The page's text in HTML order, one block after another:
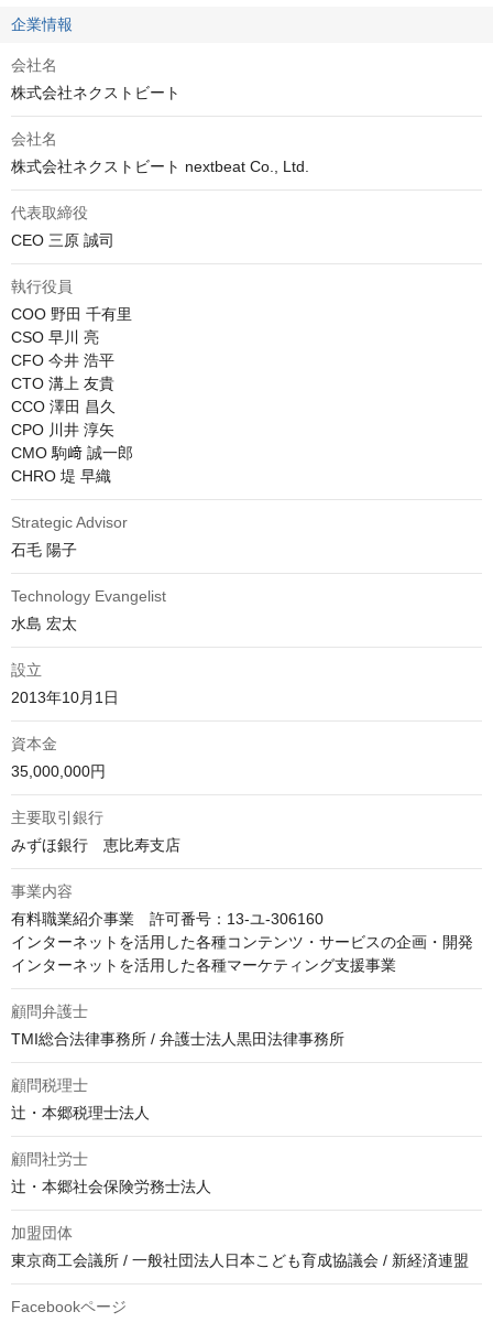
企業情報
会社名
株式会社ネクストビート
会社名
株式会社ネクストビート nextbeat Co., Ltd.
代表取締役
CEO 三原 誠司
執行役員
COO 野田 千有里
CSO 早川 亮
CFO 今井 浩平
CTO 溝上 友貴
CCO 澤田 昌久
CPO 川井 淳矢
CMO 駒﨑 誠一郎
CHRO 堤 早織
Strategic Advisor
石毛 陽子
Technology Evangelist
水島 宏太
設立
2013年10月1日
資本金
35,000,000円
主要取引銀行
みずほ銀行　恵比寿支店
事業内容
有料職業紹介事業　許可番号：13-ユ-306160
インターネットを活用した各種コンテンツ・サービスの企画・開発
インターネットを活用した各種マーケティング支援事業
顧問弁護士
TMI総合法律事務所 / 弁護士法人黒田法律事務所
顧問税理士
辻・本郷税理士法人
顧問社労士
辻・本郷社会保険労務士法人
加盟団体
東京商工会議所 / 一般社団法人日本こども育成協議会 / 新経済連盟
Facebookページ